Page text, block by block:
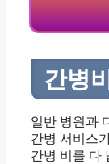
간병비
일반 병원과
간병 서비스
간병 비를 다